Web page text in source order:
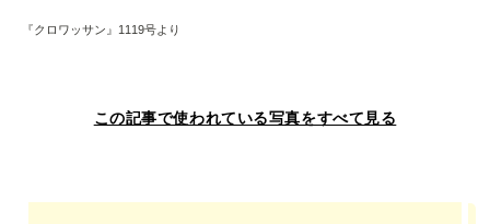
『クロワッサン』1119号より
この記事で使われている写真をすべて見る